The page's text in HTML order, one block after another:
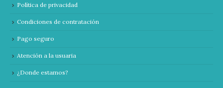
Política de privacidad
Condiciones de contratación
Pago seguro
Atención a la usuaria
¿Donde estamos?